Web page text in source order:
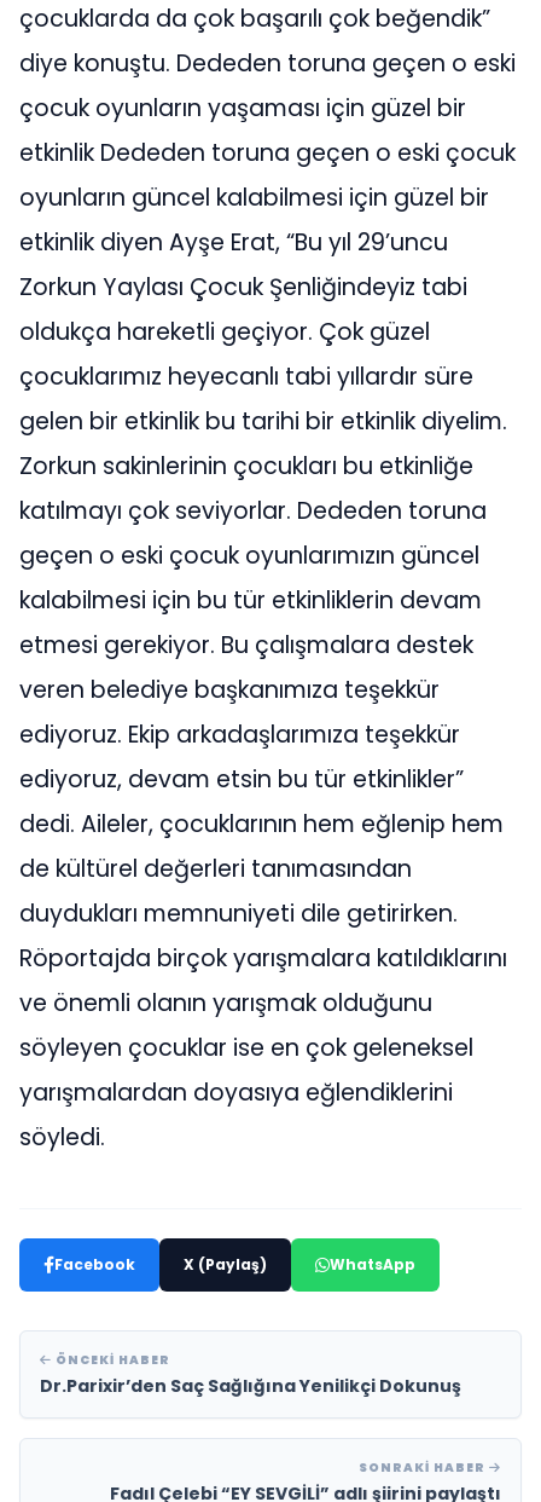
çocuklarda da çok başarılı çok beğendik”
diye konuştu. Dededen toruna geçen o eski
çocuk oyunların yaşaması için güzel bir
etkinlik Dededen toruna geçen o eski çocuk
oyunların güncel kalabilmesi için güzel bir
etkinlik diyen Ayşe Erat, “Bu yıl 29’uncu
Zorkun Yaylası Çocuk Şenliğindeyiz tabi
oldukça hareketli geçiyor. Çok güzel
çocuklarımız heyecanlı tabi yıllardır süre
gelen bir etkinlik bu tarihi bir etkinlik diyelim.
Zorkun sakinlerinin çocukları bu etkinliğe
katılmayı çok seviyorlar. Dededen toruna
geçen o eski çocuk oyunlarımızın güncel
kalabilmesi için bu tür etkinliklerin devam
etmesi gerekiyor. Bu çalışmalara destek
veren belediye başkanımıza teşekkür
ediyoruz. Ekip arkadaşlarımıza teşekkür
ediyoruz, devam etsin bu tür etkinlikler”
dedi. Aileler, çocuklarının hem eğlenip hem
de kültürel değerleri tanımasından
duydukları memnuniyeti dile getirirken.
Röportajda birçok yarışmalara katıldıklarını
ve önemli olanın yarışmak olduğunu
söyleyen çocuklar ise en çok geleneksel
yarışmalardan doyasıya eğlendiklerini
söyledi.
Facebook X (Paylaş) WhatsApp
ÖNCEKI HABER
Dr.Parixir’den Saç Sağlığına Yenilikçi Dokunuş
SONRAKI HABER
Fadıl Çelebi “EY SEVGİLİ” adlı şiirini paylaştı